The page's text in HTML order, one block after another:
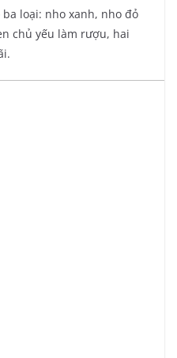
loại: nho xanh, nho đỏ
chủ yếu làm rượu, hai